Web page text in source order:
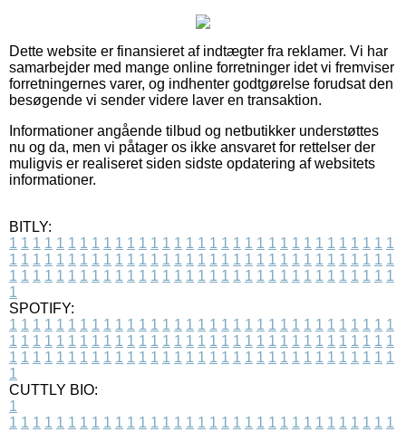
Dette website er finansieret af indtægter fra reklamer. Vi har
samarbejder med mange online forretninger idet vi fremviser
forretningernes varer, og indhenter godtgørelse forudsat den
besøgende vi sender videre laver en transaktion.
Informationer angående tilbud og netbutikker understøttes
nu og da, men vi påtager os ikke ansvaret for rettelser der
muligvis er realiseret siden sidste opdatering af websitets
informationer.
BITLY:
1 1 1 1 1 1 1 1 1 1 1 1 1 1 1 1 1 1 1 1 1 1 1 1 1 1 1 1 1 1 1 1 1
1 1 1 1 1 1 1 1 1 1 1 1 1 1 1 1 1 1 1 1 1 1 1 1 1 1 1 1 1 1 1 1 1
1 1 1 1 1 1 1 1 1 1 1 1 1 1 1 1 1 1 1 1 1 1 1 1 1 1 1 1 1 1 1 1 1
1
SPOTIFY:
1 1 1 1 1 1 1 1 1 1 1 1 1 1 1 1 1 1 1 1 1 1 1 1 1 1 1 1 1 1 1 1 1
1 1 1 1 1 1 1 1 1 1 1 1 1 1 1 1 1 1 1 1 1 1 1 1 1 1 1 1 1 1 1 1 1
1 1 1 1 1 1 1 1 1 1 1 1 1 1 1 1 1 1 1 1 1 1 1 1 1 1 1 1 1 1 1 1 1
1
CUTTLY BIO:
1
1 1 1 1 1 1 1 1 1 1 1 1 1 1 1 1 1 1 1 1 1 1 1 1 1 1 1 1 1 1 1 1 1